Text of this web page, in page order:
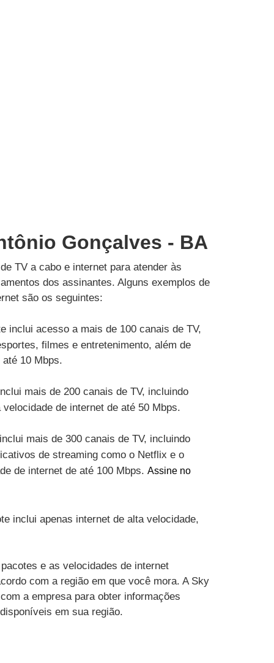
Gonçalves - BA
TV a cabo e internet para atender às
dos assinantes. Alguns exemplos de
são os seguintes:
inclui acesso a mais de 100 canais de TV,
filmes e entretenimento, além de
10 Mbps.
mais de 200 canais de TV, incluindo
de internet de até 50 Mbps.
mais de 300 canais de TV, incluindo
de streaming como o Netflix e o
de internet de até 100 Mbps. Assine no
inclui apenas internet de alta velocidade,
e as velocidades de internet
com a região em que você mora. A Sky
a empresa para obter informações
em sua região.